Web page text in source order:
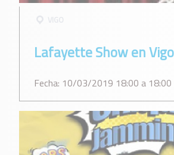
Lafayette Show en Vigo
Fecha: 10/03/2019 18:00 a 18:00